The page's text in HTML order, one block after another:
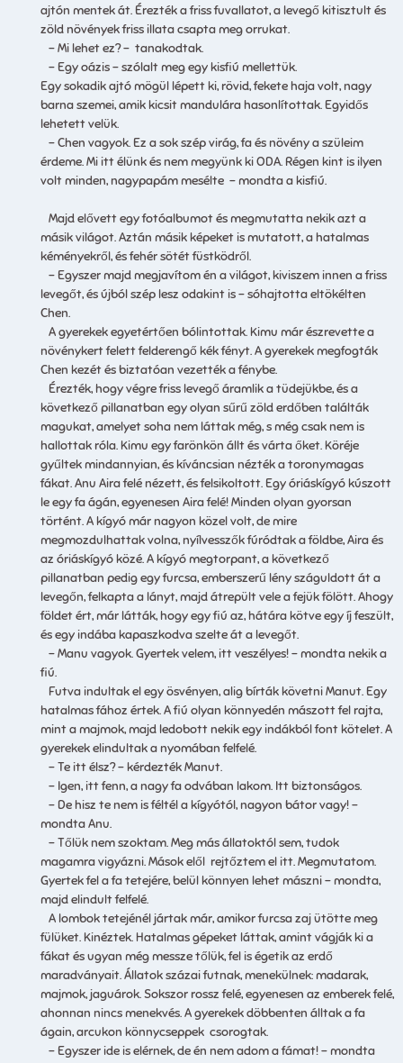
ajtón mentek át. Érezték a friss fuvallatot, a levegő kitisztult és
zöld növények friss illata csapta meg orrukat.
– Mi lehet ez? – tanakodtak.
– Egy oázis – szólalt meg egy kisfiú mellettük.
Egy sokadik ajtó mögül lépett ki, rövid, fekete haja volt, nagy
barna szemei, amik kicsit mandulára hasonlítottak. Egyidős
lehetett velük.
– Chen vagyok. Ez a sok szép virág, fa és növény a szüleim
érdeme. Mi itt élünk és nem megyünk ki ODA. Régen kint is ilyen
volt minden, nagypapám mesélte – mondta a kisfiú.
Majd elővett egy fotóalbumot és megmutatta nekik azt a
másik világot. Aztán másik képeket is mutatott, a hatalmas
kéményekről, és fehér sötét füstködről.
– Egyszer majd megjavítom én a világot, kiviszem innen a friss
levegőt, és újból szép lesz odakint is – sóhajtotta eltökélten
Chen.
A gyerekek egyetértően bólintottak. Kimu már észrevette a
növénykert felett felderengő kék fényt. A gyerekek megfogták
Chen kezét és biztatóan vezették a fénybe.
Érezték, hogy végre friss levegő áramlik a tüdejükbe, és a
következő pillanatban egy olyan sűrű zöld erdőben találták
magukat, amelyet soha nem láttak még, s még csak nem is
hallottak róla. Kimu egy farönkön állt és várta őket. Köréje
gyűltek mindannyian, és kíváncsian nézték a toronymagas
fákat. Anu Aira felé nézett, és felsikoltott. Egy óriáskígyó kúszott
le egy fa ágán, egyenesen Aira felé! Minden olyan gyorsan
történt. A kígyó már nagyon közel volt, de mire
megmozdulhattak volna, nyílvesszők fúródtak a földbe, Aira és
az óriáskígyó közé. A kígyó megtorpant, a következő
pillanatban pedig egy furcsa, emberszerű lény száguldott át a
levegőn, felkapta a lányt, majd átrepült vele a fejük fölött. Ahogy
földet ért, már látták, hogy egy fiú az, hátára kötve egy íj feszült,
és egy indába kapaszkodva szelte át a levegőt.
– Manu vagyok. Gyertek velem, itt veszélyes! – mondta nekik a
fiú.
Futva indultak el egy ösvényen, alig bírták követni Manut. Egy
hatalmas fához értek. A fiú olyan könnyedén mászott fel rajta,
mint a majmok, majd ledobott nekik egy indákból font kötelet. A
gyerekek elindultak a nyomában felfelé.
– Te itt élsz? – kérdezték Manut.
– Igen, itt fenn, a nagy fa odvában lakom. Itt biztonságos.
– De hisz te nem is féltél a kígyótól, nagyon bátor vagy! –
mondta Anu.
– Tőlük nem szoktam. Meg más állatoktól sem, tudok
magamra vigyázni. Mások elől rejtőztem el itt. Megmutatom.
Gyertek fel a fa tetejére, belül könnyen lehet mászni – mondta,
majd elindult felfelé.
A lombok tetejénél jártak már, amikor furcsa zaj ütötte meg
fülüket. Kinéztek. Hatalmas gépeket láttak, amint vágják ki a
fákat és ugyan még messze tőlük, fel is égetik az erdő
maradványait. Állatok százai futnak, menekülnek: madarak,
majmok, jaguárok. Sokszor rossz felé, egyenesen az emberek felé,
ahonnan nincs menekvés. A gyerekek döbbenten álltak a fa
ágain, arcukon könnycseppek csorogtak.
– Egyszer ide is elérnek, de én nem adom a fámat! – mondta